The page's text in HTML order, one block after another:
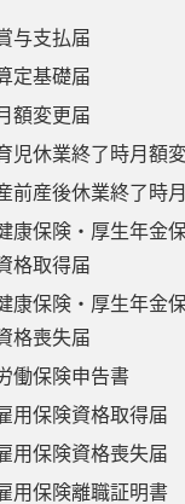
与支払届
定基礎届
額変更届
児休業終了時月額
前産後休業終了時
康保険・厚生年金
格取得届
康保険・厚生年金
格喪失届
働保険申告書
用保険資格取得届
用保険資格喪失届
用保険離職証明書